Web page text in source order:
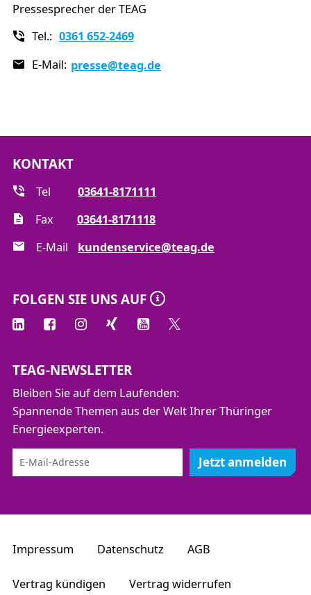
Pressesprecher der TEAG
Tel.: 0361 652-2469
E-Mail: presse@teag.de
KONTAKT
Tel
03641-8171111
Fax
03641-8171118
E-Mail
kundenservice@teag.de
FOLGEN SIE UNS AUF
TEAG-NEWSLETTER
Bleiben Sie auf dem Laufenden:
Spannende Themen aus der Welt Ihrer Thüringer
Energieexperten.
Jetzt anmelden
Impressum Datenschutz AGB
Vertrag kündigen Vertrag widerrufen